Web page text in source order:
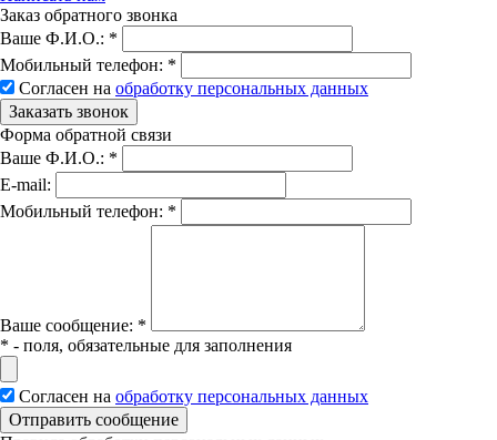
Заказ обратного звонка
Ваше Ф.И.О.: *
Мобильный телефон: *
Согласен на обработку персональных данных
Заказать звонок
Форма обратной связи
Ваше Ф.И.О.: *
E-mail:
Мобильный телефон: *
Вашe сообщение: *
* - поля, обязательные для заполнения
Согласен на обработку персональных данных
Отправить сообщение